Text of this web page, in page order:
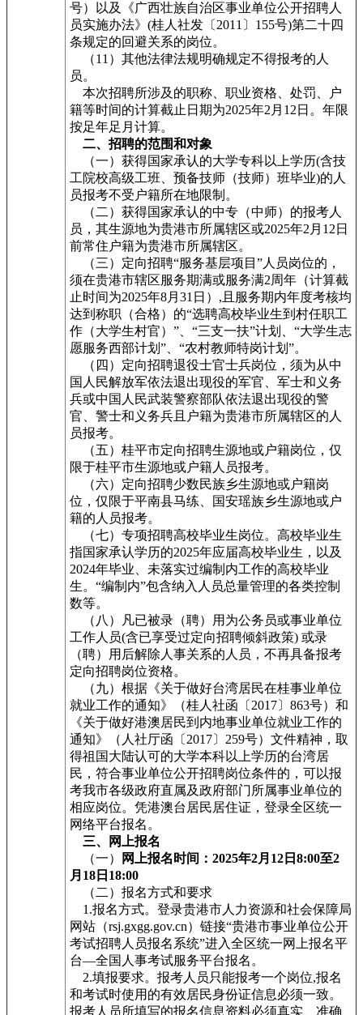
号）以及《广西壮族自治区事业单位公开招聘人
员实施办法》(桂人社发〔2011〕155号)第二十四
条规定的回避关系的岗位。
（11）其他法律法规明确规定不得报考的人
员。
本次招聘所涉及的职称、职业资格、处罚、户
籍等时间的计算截止日期为2025年2月12日。年限
按足年足月计算。
二、招聘的范围和对象
（一）获得国家承认的大学专科以上学历(含技
工院校高级工班、预备技师（技师）班毕业)的人
员报考不受户籍所在地限制。
（二）获得国家承认的中专（中师）的报考人
员，其生源地为贵港市所属辖区或2025年2月12日
前常住户籍为贵港市所属辖区。
（三）定向招聘“服务基层项目”人员岗位的，
须在贵港市辖区服务期满或服务满2周年（计算截
止时间为2025年8月31日）,且服务期内年度考核均
达到称职（合格）的“选聘高校毕业生到村任职工
作（大学生村官）”、“三支一扶”计划、“大学生志
愿服务西部计划”、“农村教师特岗计划”。
（四）定向招聘退役士官士兵岗位，须为从中
国人民解放军依法退出现役的军官、军士和义务
兵或中国人民武装警察部队依法退出现役的警
官、警士和义务兵且户籍为贵港市所属辖区的人
员报考。
（五）桂平市定向招聘生源地或户籍岗位，仅
限于桂平市生源地或户籍人员报考。
（六）定向招聘少数民族乡生源地或户籍岗
位，仅限于平南县马练、国安瑶族乡生源地或户
籍的人员报考。
（七）专项招聘高校毕业生岗位。高校毕业生
指国家承认学历的2025年应届高校毕业生，以及
2024年毕业、未落实过编制内工作的高校毕业
生。“编制内”包含纳入人员总量管理的各类控制
数等。
（八）凡已被录（聘）用为公务员或事业单位
工作人员(含已享受过定向招聘倾斜政策) 或录
（聘）用后解除人事关系的人员，不再具备报考
定向招聘岗位资格。
（九）根据《关于做好台湾居民在桂事业单位
就业工作的通知》（桂人社函〔2017〕863号）和
《关于做好港澳居民到内地事业单位就业工作的
通知》（人社厅函〔2017〕259号）文件精神，取
得祖国大陆认可的大学本科以上学历的台湾居
民，符合事业单位公开招聘岗位条件的，可以报
考我市各级政府直属及政府部门所属事业单位的
相应岗位。凭港澳台居民居住证，登录全区统一
网络平台报名。
三、网上报名
（一）
网上报名时间：2025年2月12日8:00至2
月18日18:00
（二）报名方式和要求
1.报名方式。登录贵港市人力资源和社会保障局
网站（rsj.gxgg.gov.cn）链接“贵港市事业单位公开
考试招聘人员报名系统”进入全区统一网上报名平
台—全国人事考试服务平台报名。
2.填报要求。报考人员只能报考一个岗位,报名
和考试时使用的有效居民身份证信息必须一致。
报考人员所填写的报名信息资料必须真实、准确